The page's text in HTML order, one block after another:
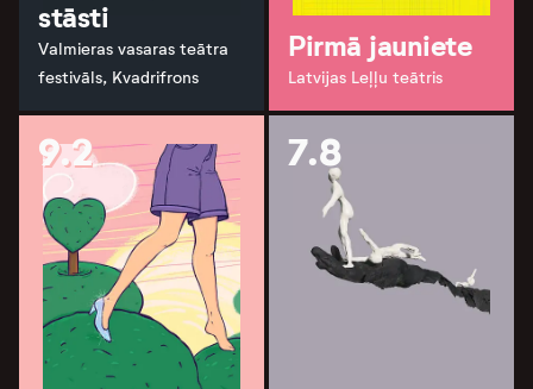
stāsti
Valmieras vasaras teātra
festivāls, Kvadrifrons
Pirmā jauniete
Latvijas Leļļu teātris
9.2 7.8